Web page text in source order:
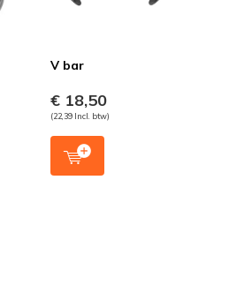
V bar
€ 18,50
(22,39 Incl. btw)